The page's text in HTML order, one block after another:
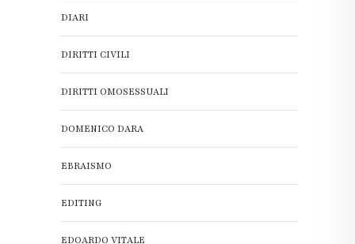
DIARI
DIRITTI CIVILI
DIRITTI OMOSESSUALI
DOMENICO DARA
EBRAISMO
EDITING
EDOARDO VITALE